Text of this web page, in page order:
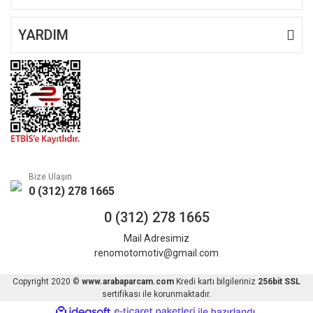
YARDIM
Bize Ulaşın
0 (312) 278 1665
0 (312) 278 1665
Mail Adresimiz
renomotomotiv@gmail.com
Copyright 2020 © www.arabaparcam.com Kredi kartı bilgileriniz 256bit SSL
sertifikası ile korunmaktadır.